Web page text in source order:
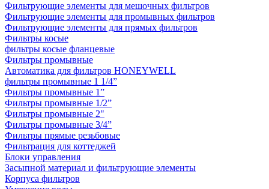
Фильтрующие элементы для мешочных фильтров
Фильтрующие элементы для промывных фильтров
Фильтрующие элементы для прямых фильтров
Фильтры косые
фильтры косые фланцевые
Фильтры промывные
Автоматика для фильтров HONEYWELL
фильтры промывные 1 1/4”
Фильтры промывные 1”
Фильтры промывные 1/2”
Фильтры промывные 2"
Фильтры промывные 3/4”
Фильтры прямые резьбовые
Фильтрация для коттеджей
Блоки управления
Засыпной материал и фильтрующие элементы
Корпуса фильтров